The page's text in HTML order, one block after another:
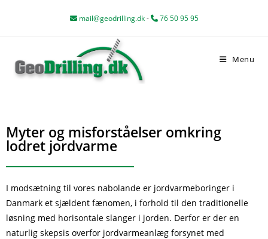
mail@geodrilling.dk- 76 50 95 95
Menu
Myter og misforståelser omkring
lodret jordvarme
I modsætning til vores nabolande er jordvarmeboringer i
Danmark et sjældent fænomen, i forhold til den traditionelle
løsning med horisontale slanger i jorden. Derfor er der en
naturlig skepsis overfor jordvarmeanlæg forsynet med